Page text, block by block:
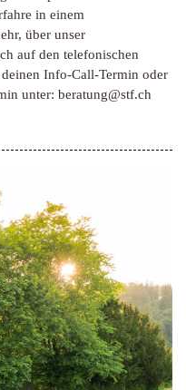
in einem
über unser
auf den telefonischen
Info-Call-Termin oder
unter: beratung@stf.ch